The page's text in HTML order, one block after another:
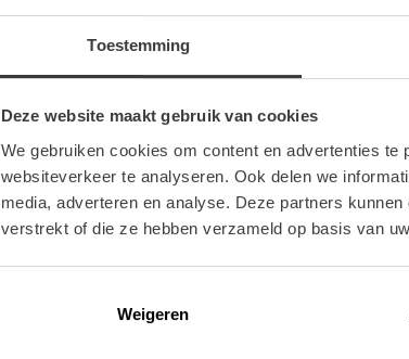
Toestemming
Deze website maakt gebruik van cookies
We gebruiken cookies om content en advertenties
websiteverkeer te analyseren. Ook delen we
media, adverteren en analyse. Deze partners
verstrekt of die ze hebben verzameld op basis van
Weigeren